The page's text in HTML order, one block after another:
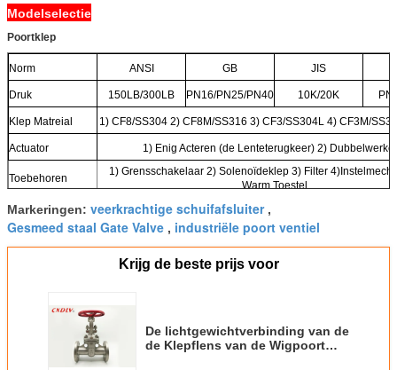
Modelselectie
Poortklep
Norm ANSI GB JIS
Druk 150LB/300LB PN16/PN25/PN40 10K/20K
Klep Matreial 1) CF8/SS304 2) CF8M/SS316 3) CF3/SS304L 4) CF3M/
Actuator 1) Enig Acteren (de Lenteterugkeer) 2)
Toebehoren
1) Grensschakelaar 2) Solenoïdeklep 3) Filter
Warm Toestel
Markeringen: veerkrachtige schuifafsluiter,
Gesmeed staal Gate Valve , industriële poort ventiel
Krijg de beste prijs voor
De lichtgewichtverbinding van de
de Klepflens van de Wigpoort